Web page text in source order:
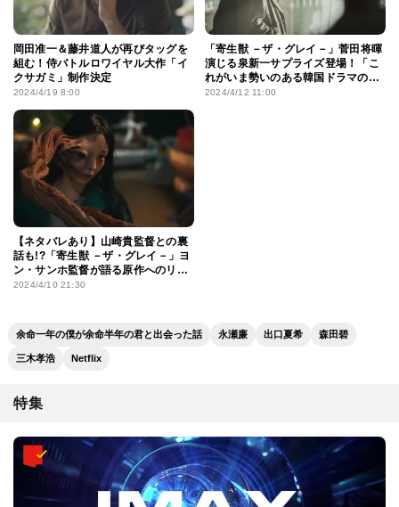
岡田准一＆藤井道人が再びタッグを
組む！侍バトルロワイヤル大作「イ
クサガミ」制作決定
2024/4/19 8:00
「寄生獣 －ザ・グレイ－」菅田将暉
演じる泉新一サプライズ登場！「こ
れがいま勢いのある韓国ドラマの作
り方なのか」
2024/4/12 11:00
【ネタバレあり】山崎貴監督との裏
話も!?「寄生獣 －ザ・グレイ－」ヨ
ン・サンホ監督が語る原作へのリス
ペクトと確固たるオリジナリティ
2024/4/10 21:30
余命一年の僕が余命半年の君と出会った話 永瀬廉 出口夏希 森田碧
三木孝浩 Netflix
特集